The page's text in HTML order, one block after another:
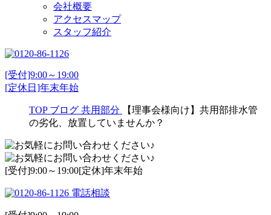
会社概要
アクセスマップ
スタッフ紹介
[受付]9:00～19:00
[定休日]年末年始
TOP ブログ 共用部分
【理事会様向け】共用部排水管
の劣化、放置していませんか？
[受付]9:00～19:00[定休]年末年始
電話相談